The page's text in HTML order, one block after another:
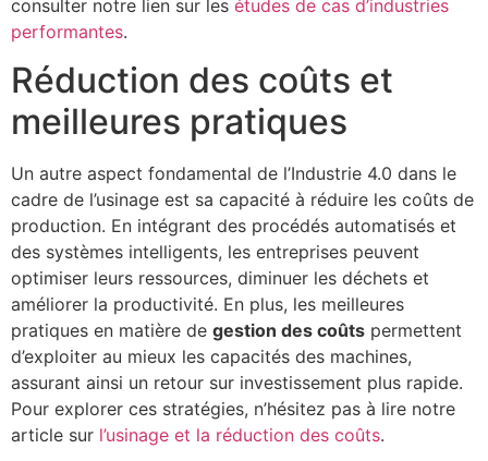
consulter notre lien sur les études de cas d’industries
performantes.
Réduction des coûts et
meilleures pratiques
Un autre aspect fondamental de l’Industrie 4.0 dans le
cadre de l’usinage est sa capacité à réduire les coûts de
production. En intégrant des procédés automatisés et
des systèmes intelligents, les entreprises peuvent
optimiser leurs ressources, diminuer les déchets et
améliorer la productivité. En plus, les meilleures
pratiques en matière de gestion des coûts permettent
d’exploiter au mieux les capacités des machines,
assurant ainsi un retour sur investissement plus rapide.
Pour explorer ces stratégies, n’hésitez pas à lire notre
article sur l’usinage et la réduction des coûts.